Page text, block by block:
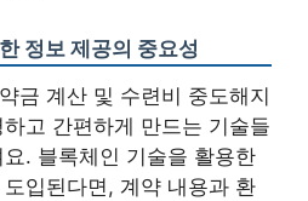
정보 제공의 중요성
금 계산 및 수련비 중도해지
고 간편하게 만드는 기술들
. 블록체인 기술을 활용한
입된다면, 계약 내용과 환